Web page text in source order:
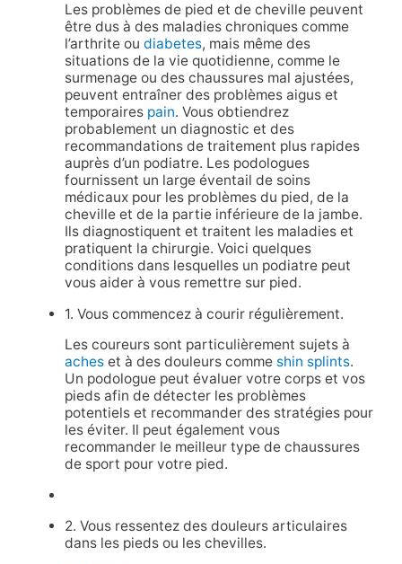
Les problèmes de pied et de cheville peuvent
être dus à des maladies chroniques comme
l’arthrite ou diabetes, mais même des
situations de la vie quotidienne, comme le
surmenage ou des chaussures mal ajustées,
peuvent entraîner des problèmes aigus et
temporaires pain. Vous obtiendrez
probablement un diagnostic et des
recommandations de traitement plus rapides
auprès d’un podiatre. Les podologues
fournissent un large éventail de soins
médicaux pour les problèmes du pied, de la
cheville et de la partie inférieure de la jambe.
Ils diagnostiquent et traitent les maladies et
pratiquent la chirurgie. Voici quelques
conditions dans lesquelles un podiatre peut
vous aider à vous remettre sur pied.
1. Vous commencez à courir régulièrement.
Les coureurs sont particulièrement sujets à
acheset à des douleurs comme shin splints.
Un podologue peut évaluer votre corps et vos
pieds afin de détecter les problèmes
potentiels et recommander des stratégies pour
les éviter. Il peut également vous
recommander le meilleur type de chaussures
de sport pour votre pied.
2. Vous ressentez des douleurs articulaires
dans les pieds ou les chevilles.